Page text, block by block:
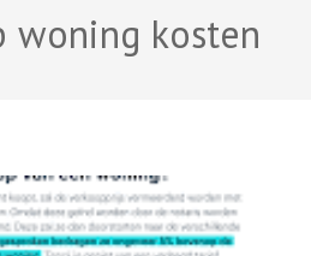
woning kosten